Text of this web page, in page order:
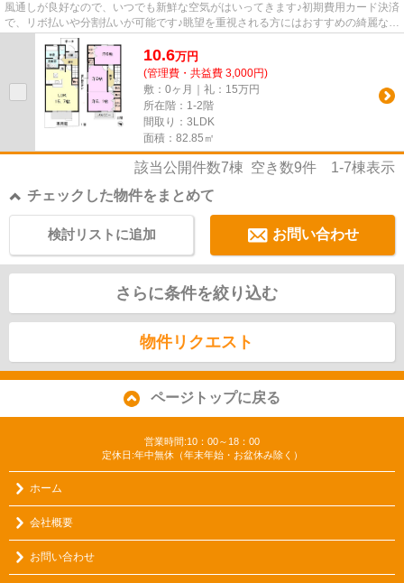
風通しが良好なので、いつでも新鮮な空気がはいってきます♪初期費用カード決済
で、リボ払いや分割払いが可能です♪眺望を重視される方にはおすすめの綺麗な景
色が楽しめる最上階の物件...
10.6万円
(管理費・共益費 3,000円)
敷：0ヶ月｜礼：15万円
所在階：1-2階
間取り：3LDK
面積：82.85㎡
該当公開件数7棟 空き数9件 1-7棟表示
チェックした物件をまとめて
お問い合わせ
検討リストに追加
さらに条件を絞り込む
物件リクエスト
ページトップに戻る
営業時間:10：00～18：00
定休日:年中無休（年末年始・お盆休み除く）
ホーム
会社概要
お問い合わせ